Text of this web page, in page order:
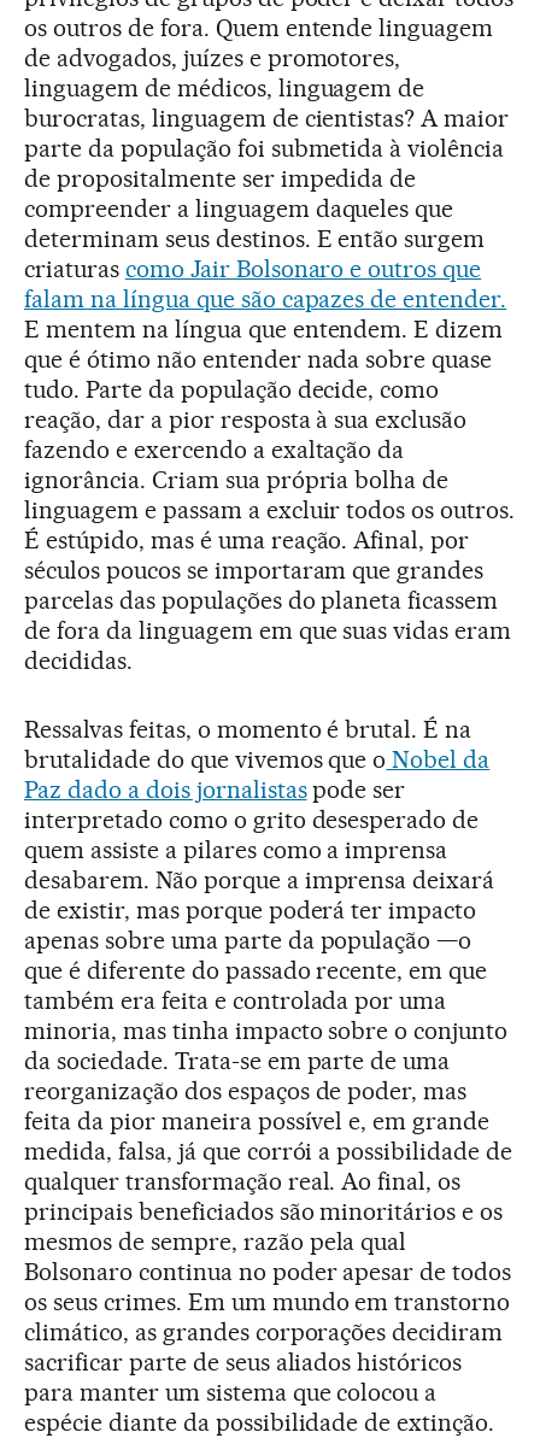
os outros de fora. Quem entende linguagem
de advogados, juízes e promotores,
linguagem de médicos, linguagem de
burocratas, linguagem de cientistas? A maior
parte da população foi submetida à violência
de propositalmente ser impedida de
compreender a linguagem daqueles que
determinam seus destinos. E então surgem
criaturas como Jair Bolsonaro e outros que
falam na língua que são capazes de entender.
E mentem na língua que entendem. E dizem
que é ótimo não entender nada sobre quase
tudo. Parte da população decide, como
reação, dar a pior resposta à sua exclusão
fazendo e exercendo a exaltação da
ignorância. Criam sua própria bolha de
linguagem e passam a excluir todos os outros.
É estúpido, mas é uma reação. Afinal, por
séculos poucos se importaram que grandes
parcelas das populações do planeta ficassem
de fora da linguagem em que suas vidas eram
decididas.
Ressalvas feitas, o momento é brutal. É na
brutalidade do que vivemos que o Nobel da
Paz dado a dois jornalistaspode ser
interpretado como o grito desesperado de
quem assiste a pilares como a imprensa
desabarem. Não porque a imprensa deixará
de existir, mas porque poderá ter impacto
apenas sobre uma parte da população —o
que é diferente do passado recente, em que
também era feita e controlada por uma
minoria, mas tinha impacto sobre o conjunto
da sociedade. Trata-se em parte de uma
reorganização dos espaços de poder, mas
feita da pior maneira possível e, em grande
medida, falsa, já que corrói a possibilidade de
qualquer transformação real. Ao final, os
principais beneficiados são minoritários e os
mesmos de sempre, razão pela qual
Bolsonaro continua no poder apesar de todos
os seus crimes. Em um mundo em transtorno
climático, as grandes corporações decidiram
sacrificar parte de seus aliados históricos
para manter um sistema que colocou a
espécie diante da possibilidade de extinção.